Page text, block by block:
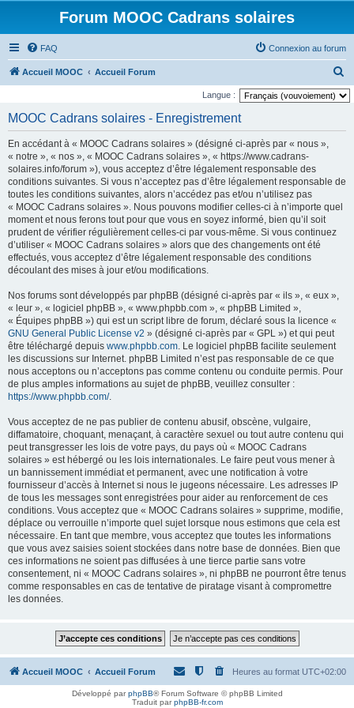
Forum MOOC Cadrans solaires
FAQ Connexion au forum
Accueil MOOC Accueil Forum
e
Langue :
MOOC Cadrans solaires - Enregistrement
En accédant à « MOOC Cadrans solaires » (désigné ci-après par « nous »,
« notre », « nos », « MOOC Cadrans solaires », « https://www.cadrans-
solaires.info/forum »), vous acceptez d’être légalement responsable des
conditions suivantes. Si vous n’acceptez pas d’être légalement responsable de
toutes les conditions suivantes, alors n’accédez pas et/ou n’utilisez pas
« MOOC Cadrans solaires ». Nous pouvons modifier celles-ci à n’importe quel
moment et nous ferons tout pour que vous en soyez informé, bien qu’il soit
prudent de vérifier régulièrement celles-ci par vous-même. Si vous continuez
d’utiliser « MOOC Cadrans solaires » alors que des changements ont été
effectués, vous acceptez d’être légalement responsable des conditions
découlant des mises à jour et/ou modifications.
Nos forums sont développés par phpBB (désigné ci-après par « ils », « eux »,
« leur », « logiciel phpBB », « www.phpbb.com », « phpBB Limited »,
« Équipes phpBB ») qui est un script libre de forum, déclaré sous la licence «
GNU General Public License v2 » (désigné ci-après par « GPL ») et qui peut
être téléchargé depuis www.phpbb.com. Le logiciel phpBB facilite seulement
les discussions sur Internet. phpBB Limited n’est pas responsable de ce que
nous acceptons ou n’acceptons pas comme contenu ou conduite permis. Pour
de plus amples informations au sujet de phpBB, veuillez consulter :
https://www.phpbb.com/.
Vous acceptez de ne pas publier de contenu abusif, obscène, vulgaire,
diffamatoire, choquant, menaçant, à caractère sexuel ou tout autre contenu qui
peut transgresser les lois de votre pays, du pays où « MOOC Cadrans
solaires » est hébergé ou les lois internationales. Le faire peut vous mener à
un bannissement immédiat et permanent, avec une notification à votre
fournisseur d’accès à Internet si nous le jugeons nécessaire. Les adresses IP
de tous les messages sont enregistrées pour aider au renforcement de ces
conditions. Vous acceptez que « MOOC Cadrans solaires » supprime, modifie,
déplace ou verrouille n’importe quel sujet lorsque nous estimons que cela est
nécessaire. En tant que membre, vous acceptez que toutes les informations
que vous avez saisies soient stockées dans notre base de données. Bien que
ces informations ne soient pas diffusées à une tierce partie sans votre
consentement, ni « MOOC Cadrans solaires », ni phpBB ne pourront être tenus
comme responsables en cas de tentative de piratage visant à compromettre
les données.
Accueil MOOC Accueil Forum Heures au format UTC+02:00
Développé parphpBB® Forum Software © phpBB Limited
Traduit parphpBB-fr.com